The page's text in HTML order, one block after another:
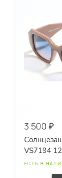
3 500 ₽
VS7194 12
ЕСТЬ В